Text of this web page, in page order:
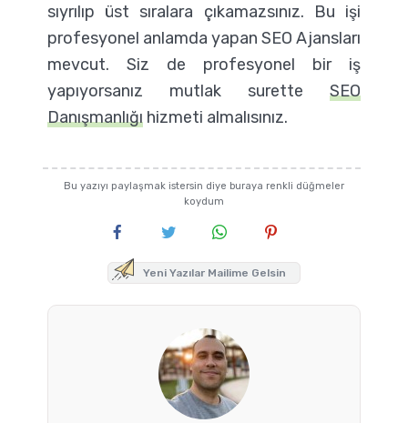
sıyrılıp üst sıralara çıkamazsınız. Bu işi
profesyonel anlamda yapan SEO Ajansları
mevcut. Siz de profesyonel bir iş
yapıyorsanız mutlak surette SEO
Danışmanlığı hizmeti almalısınız.
Bu yazıyı paylaşmak istersin diye buraya renkli düğmeler
koydum
Yeni Yazılar Mailime Gelsin